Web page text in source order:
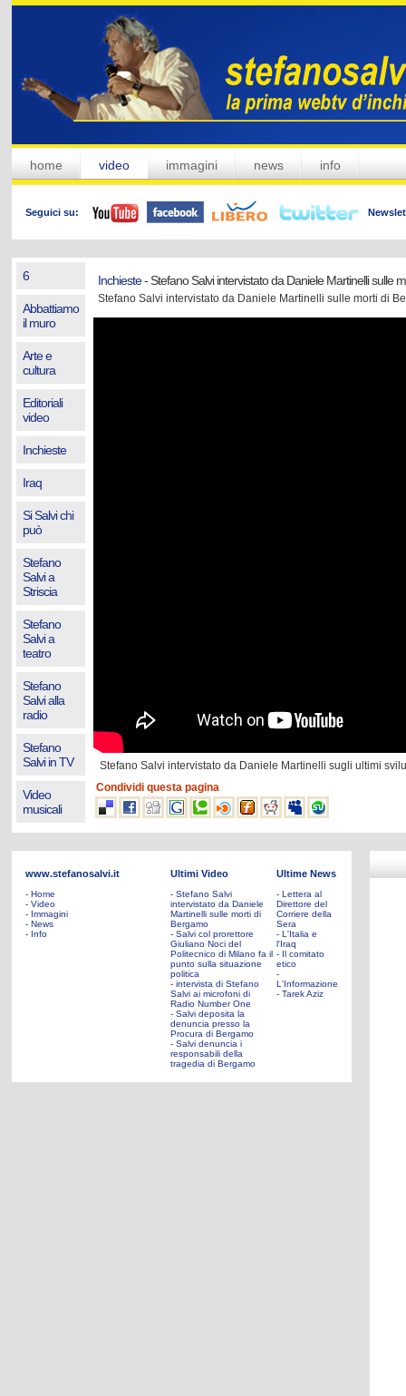
home video immagini news info
Seguici su:
6
Abbattiamo
il muro
Arte e
cultura
Editoriali
video
Inchieste
Iraq
Si Salvi chi
può
Stefano
Salvi a
Striscia
Stefano
Salvi a
teatro
Stefano
Salvi alla
radio
Stefano
Salvi in TV
Video
musicali
Inchieste- Stefano Salvi intervistato da Daniele Martinelli sulle
Stefano Salvi intervistato da Daniele Martinelli sulle morti di
Stefano Salvi intervistato da Daniele Martinelli sugli ultimi
Condividi questa pagina
www.stefanosalvi.it
- Home
- Video
- Immagini
- News
- Info
Ultimi Video
- Stefano Salvi
intervistato da Daniele
Martinelli sulle morti di
Bergamo
- Salvi col prorettore
Giuliano Noci del
Politecnico di Milano fa il
punto sulla situazione
politica
- intervista di Stefano
Salvi ai microfoni di
Radio Number One
- Salvi deposita la
denuncia presso la
Procura di Bergamo
- Salvi denuncia i
responsabili della
tragedia di Bergamo
Ultime News
- Lettera al
Direttore del
Corriere della
Sera
- L'Italia e
l'Iraq
- Il comitato
etico
-
L'Informazione
- Tarek Aziz